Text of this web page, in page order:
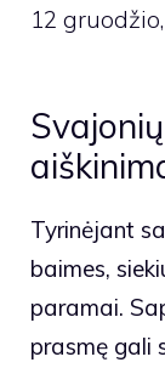
12
Tyrinėjant
baimes,
paramai.
prasmę gali